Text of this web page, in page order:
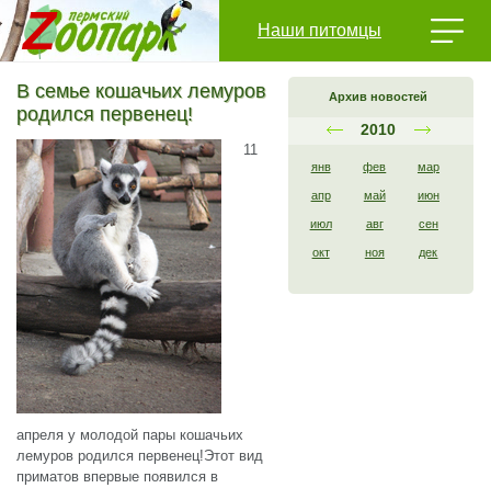
Наши питомцы
Архив новостей
2010
янв фев мар
апр май июн
июл авг сен
окт ноя дек
В семье кошачьих лемуров
родился первенец!
11
апреля у молодой пары кошачьих
лемуров родился первенец!Этот вид
приматов впервые появился в